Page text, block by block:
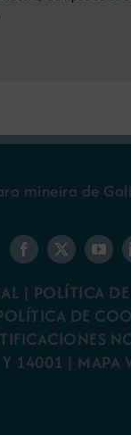
| POLÍTICA
DE
Y 14001 | MAPA